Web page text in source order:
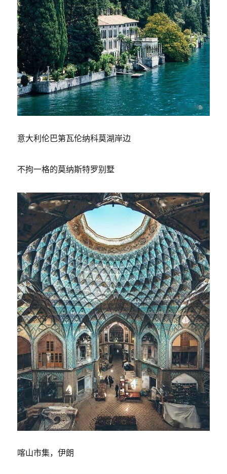
意大利伦巴第瓦伦纳科莫湖岸边
不拘一格的莫纳斯特罗别墅
喀山市集，伊朗